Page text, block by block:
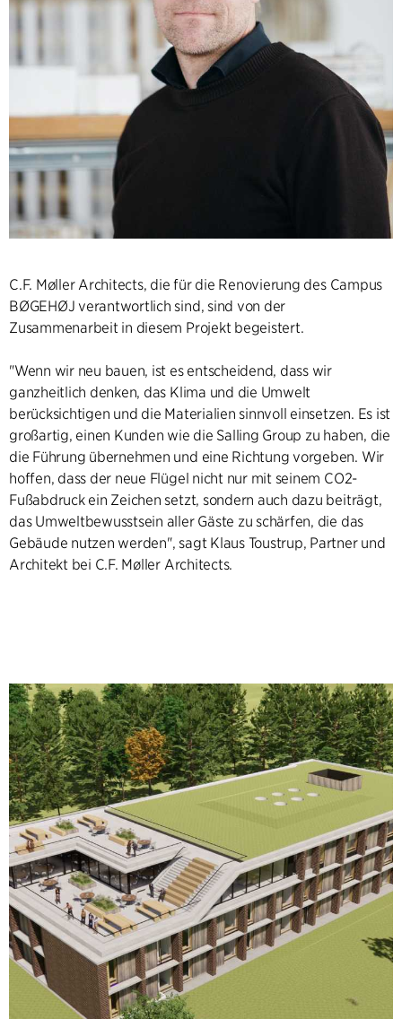
C.F. Møller Architects, die für die Renovierung des Campus
BØGEHØJ verantwortlich sind, sind von der
Zusammenarbeit in diesem Projekt begeistert.
"Wenn wir neu bauen, ist es entscheidend, dass wir
ganzheitlich denken, das Klima und die Umwelt
berücksichtigen und die Materialien sinnvoll einsetzen. Es ist
großartig, einen Kunden wie die Salling Group zu haben, die
die Führung übernehmen und eine Richtung vorgeben. Wir
hoffen, dass der neue Flügel nicht nur mit seinem CO2-
Fußabdruck ein Zeichen setzt, sondern auch dazu beiträgt,
das Umweltbewusstsein aller Gäste zu schärfen, die das
Gebäude nutzen werden", sagt Klaus Toustrup, Partner und
Architekt bei C.F. Møller Architects.